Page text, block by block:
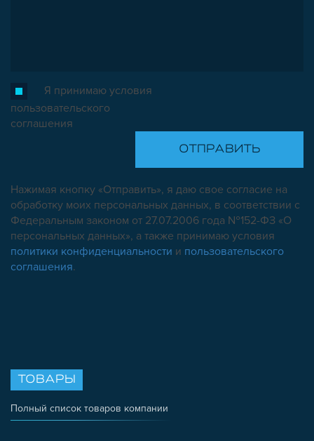
Я принимаю условия
пользовательского
соглашения
Нажимая кнопку «Отправить», я даю свое согласие на
обработку моих персональных данных, в соответствии с
Федеральным законом от 27.07.2006 года №152-ФЗ «О
персональных данных», а также принимаю условия
политики конфиденциальности и пользовательского
соглашения.
ТОВАРЫ
Полный список товаров компании